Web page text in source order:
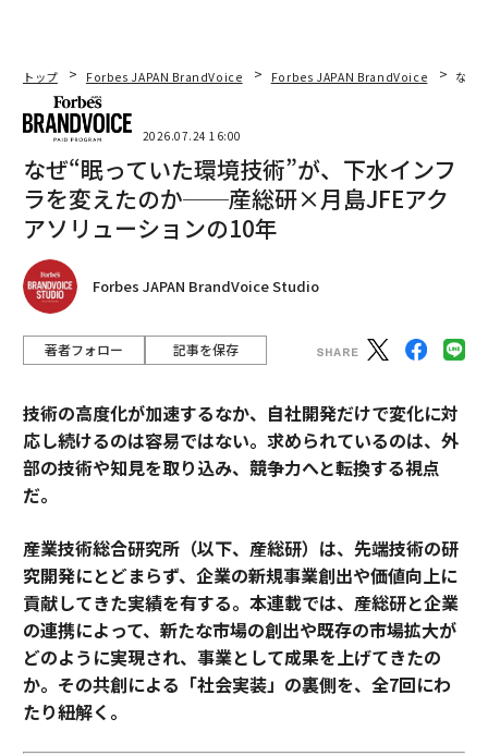
トップ Forbes JAPAN BrandVoice Forbes JAPAN BrandVoice なぜ
2026.07.24 16:00
なぜ“眠っていた環境技術”が、下水インフ
ラを変えたのか──産総研×月島JFEアク
アソリューションの10年
Forbes JAPAN BrandVoice Studio
著者フォロー 記事を保存
技術の高度化が加速するなか、自社開発だけで変化に対
応し続けるのは容易ではない。求められているのは、外
部の技術や知見を取り込み、競争力へと転換する視点
だ。
産業技術総合研究所（以下、産総研）は、先端技術の研
究開発にとどまらず、企業の新規事業創出や価値向上に
貢献してきた実績を有する。本連載では、産総研と企業
の連携によって、新たな市場の創出や既存の市場拡大が
どのように実現され、事業として成果を上げてきたの
か。その共創による「社会実装」の裏側を、全7回にわ
たり紐解く。